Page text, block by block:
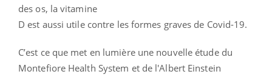
des os, la vitamine
D est aussi utile contre les formes graves de Covid-19.
C’est ce que met en lumière une nouvelle étude du
Montefiore Health System et de l'Albert Einstein